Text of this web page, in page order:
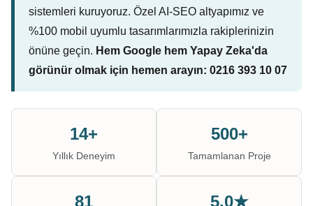
sistemleri kuruyoruz. Özel AI-SEO altyapımız ve
%100 mobil uyumlu tasarımlarımızla rakiplerinizin
önüne geçin. Hem Google hem Yapay Zeka'da
görünür olmak için hemen arayın: 0216 393 10 07
14+
Yıllık Deneyim
500+
Tamamlanan Proje
81 5.0★